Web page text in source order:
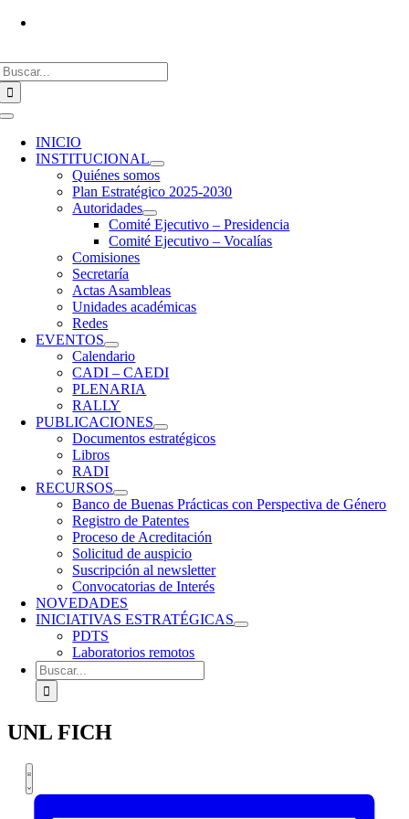
Saltar
Toggle
Navigation
INICIO
INSTITUCIONAL
Quiénes somos
Plan Estratégico 2025-2030
Autoridades
Comité Ejecutivo – Presidencia
Comité Ejecutivo – Vocalías
Comisiones
Secretaría
Actas Asambleas
Unidades académicas
Redes
EVENTOS
Calendario
CADI – CAEDI
PLENARIA
RALLY
PUBLICACIONES
Documentos estratégicos
Libros
RADI
RECURSOS
Banco de Buenas Prácticas con Perspectiva de Género
Registro de Patentes
Proceso de Acreditación
Solicitud de auspicio
Suscripción al newsletter
Convocatorias de Interés
NOVEDADES
INICIATIVAS ESTRATÉGICAS
PDTS
Laboratorios remotos
Buscar:
UNL FICH
Eventos
Navegación
de
Navegación
de
Lista